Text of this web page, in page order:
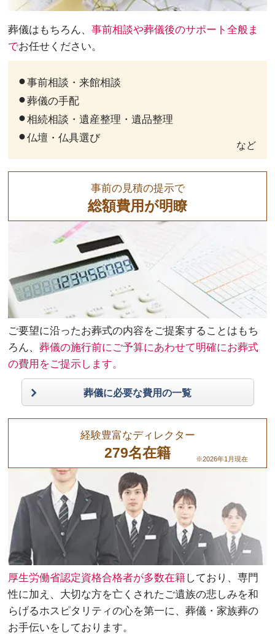
葬儀はもちろん、事前相談や葬儀後のサポート全般ま
でお任せください。
事前相談・来館相談
葬儀の手配
相続相談・遺産整理・遺品整理
仏壇・仏具選び
など
事前の見積の提示で
総額費用が明瞭
ご要望に沿ったお葬式の内容をご提案することはもち
ろん、葬儀の施行前にご予算にあわせて明確にお葬式
の費用をご提示します。
葬儀に必要な費用の一覧
経験豊富なディレクター
279名在籍 ※2026年1月現在
厚生労働省認定資格合格者が多数在籍しており、専門
性に加え、大切な方を亡くされたご遺族の悲しみを和
らげるホスピタリティの心を第一に、葬儀・家族葬の
お手伝いをしております。